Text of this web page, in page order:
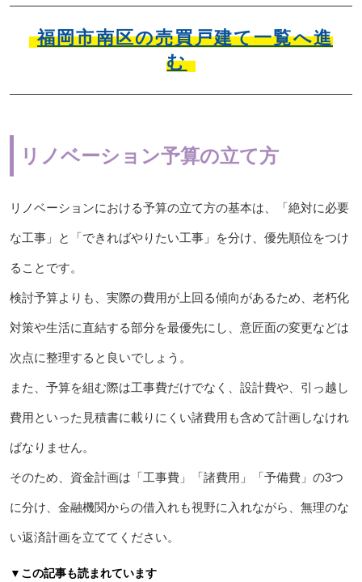
福岡市南区の売買戸建て一覧へ進
む
リノベーション予算の立て方
リノベーションにおける予算の立て方の基本は、「絶対に必要
な工事」と「できればやりたい工事」を分け、優先順位をつけ
ることです。
検討予算よりも、実際の費用が上回る傾向があるため、老朽化
対策や生活に直結する部分を最優先にし、意匠面の変更などは
次点に整理すると良いでしょう。
また、予算を組む際は工事費だけでなく、設計費や、引っ越し
費用といった見積書に載りにくい諸費用も含めて計画しなけれ
ばなりません。
そのため、資金計画は「工事費」「諸費用」「予備費」の3つ
に分け、金融機関からの借入れも視野に入れながら、無理のな
い返済計画を立ててください。
▼この記事も読まれています